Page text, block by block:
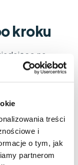
treści
i
o tym, jak
partnerom
kroku
na
preparatu,
tak by
–
pytamy,